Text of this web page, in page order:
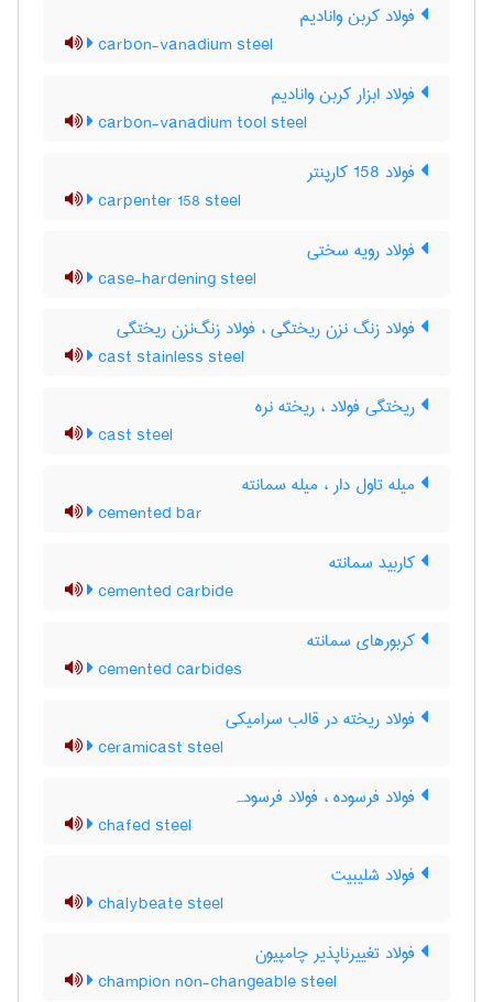
فولاد کربن وانادیم
carbon-vanadium steel
فولاد ابزار کربن وانادیم
carbon-vanadium tool steel
فولاد 158 کارپنتر
carpenter 158 steel
فولاد رویه سختی
case-hardening steel
فولاد زنگ نزن ریختگی ، فولاد زنگ‌نزن ریختگی
cast stainless steel
ریختگی فولاد ، ریخته نره
cast steel
میله تاول دار ، میله سمانته
cemented bar
کاربید سمانته
cemented carbide
کربورهای سمانته
cemented carbides
فولاد ریخته در قالب سرامیکی
ceramicast steel
فولاد فرسوده ، فولاد فرسودہ
chafed steel
فولاد شلیبیت
chalybeate steel
فولاد تغییرناپذیر چامپیون
champion non-changeable steel